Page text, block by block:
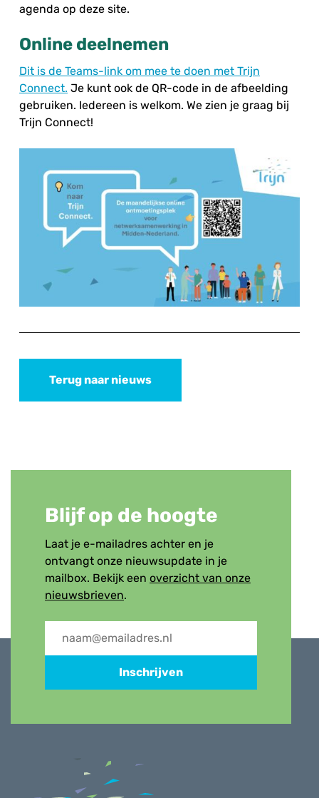
agenda op deze site.
Online deelnemen
Dit is de Teams-link om mee te doen met Trijn
Connect. Je kunt ook de QR-code in de afbeelding
gebruiken. Iedereen is welkom. We zien je graag bij
Trijn Connect!
Terug naar nieuws
Blijf op de hoogte
Laat je e-mailadres achter en je
ontvangt onze nieuwsupdate in je
mailbox. Bekijk een overzicht van onze
nieuwsbrieven.
Inschrijven